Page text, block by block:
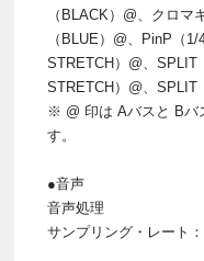
（BLACK）@、クロマ
（BLUE）@、PinP（
STRETCH）@、SPLIT
STRETCH）@、SPLIT
※ @ 印は Aバスと Bバ
す。
●音声
音声処理
サンプリング・レート